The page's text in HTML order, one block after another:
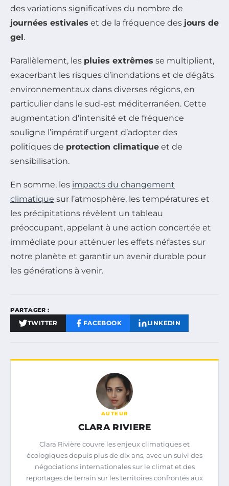
des variations significatives du nombre de
journées estivales et de la fréquence des jours de
gel.
Parallèlement, les pluies extrêmes se multiplient,
exacerbant les risques d’inondations et de dégâts
environnementaux dans diverses régions, en
particulier dans le sud-est méditerranéen. Cette
augmentation d’intensité et de fréquence
souligne l’impératif urgent d’adopter des
politiques de protection climatique et de
sensibilisation.
En somme, les impacts du changement
climatique sur l’atmosphère, les températures et
les précipitations révèlent un tableau
préoccupant, appelant à une action concertée et
immédiate pour atténuer les effets néfastes sur
notre planète et garantir un avenir durable pour
les générations à venir.
PARTAGER :
TWITTER FACEBOOK LINKEDIN
AUTEUR
CLARA RIVIERE
Clara Rivière couvre les enjeux climatiques et
écologiques depuis plus de dix ans, avec un suivi des
négociations internationales sur le climat et des
reportages de terrain sur les territoires confrontés aux